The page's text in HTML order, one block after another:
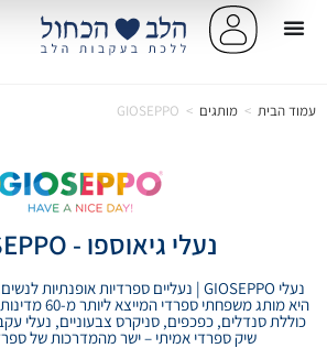
עמוד הבית > מותגים >
GIOSEPPO
נעלי גיאוספו - GIOSEPPO
היא מותג
כוללת סנדלים, כפכפים, סניקרס צבעוניים, נעלי
שיק ספרדי אמיתי – ישר מהמדרכות של